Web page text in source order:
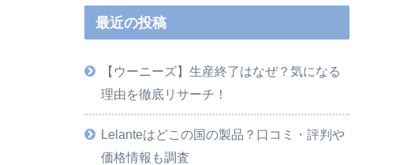
最近の投稿
【ウーニーズ】生産終了はなぜ？気になる
理由を徹底リサーチ！
Lelanteはどこの国の製品？口コミ・評判や
価格情報も調査